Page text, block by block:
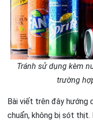
Tránh sử dụng kèm
trường
Bài viết trên đây hướng
chuẩn, không bị sót thịt.